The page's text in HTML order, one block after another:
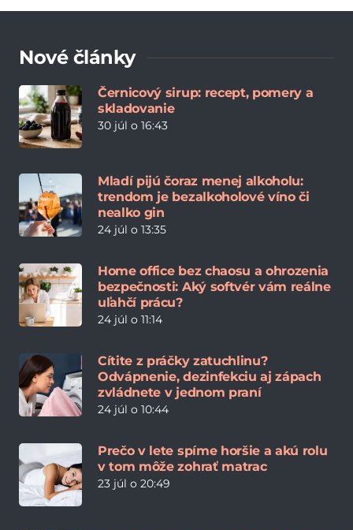
Nové články
Černicový sirup: recept, pomery a
skladovanie
30 júl o 16:43
Mladí pijú čoraz menej alkoholu:
trendom je bezalkoholové víno či
nealko gin
24 júl o 13:35
Home office bez chaosu a ohrozenia
bezpečnosti: Aký softvér vám reálne
uľahčí prácu?
24 júl o 11:14
Cítite z práčky zatuchlinu?
Odvápnenie, dezinfekciu aj zápach
zvládnete v jednom praní
24 júl o 10:44
Prečo v lete spíme horšie a akú rolu
v tom môže zohrať matrac
23 júl o 20:49